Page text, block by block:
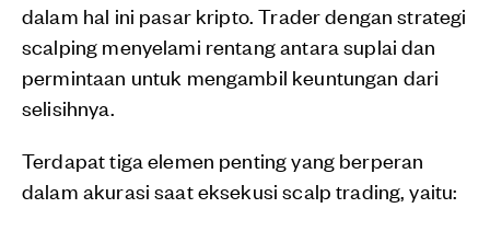
dalam hal ini pasar kripto. Trader dengan strategi
scalping menyelami rentang antara suplai dan
permintaan untuk mengambil keuntungan dari
selisihnya.
Terdapat tiga elemen penting yang berperan
dalam akurasi saat eksekusi scalp trading, yaitu: